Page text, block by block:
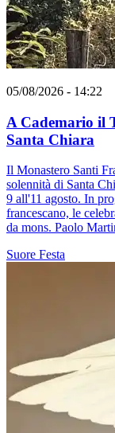
05/08/2026 - 14:22
A Cademario il
Santa Chiara
Il Monastero Santi
solennità di Santa
9 all'11 agosto. In
francescano, le
da mons. Paolo
Suore Festa